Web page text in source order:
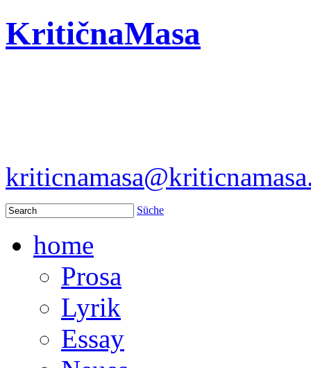
KritičnaMasa
Süche
home
Prosa
Lyrik
Essay